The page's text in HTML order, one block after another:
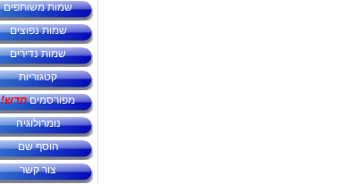
שמות משותפים
שמות נפוצים
שמות נדירים
קטגוריות
מפורסמיםחדש!
נומרולוגיה
הוסף שם
צור קשר